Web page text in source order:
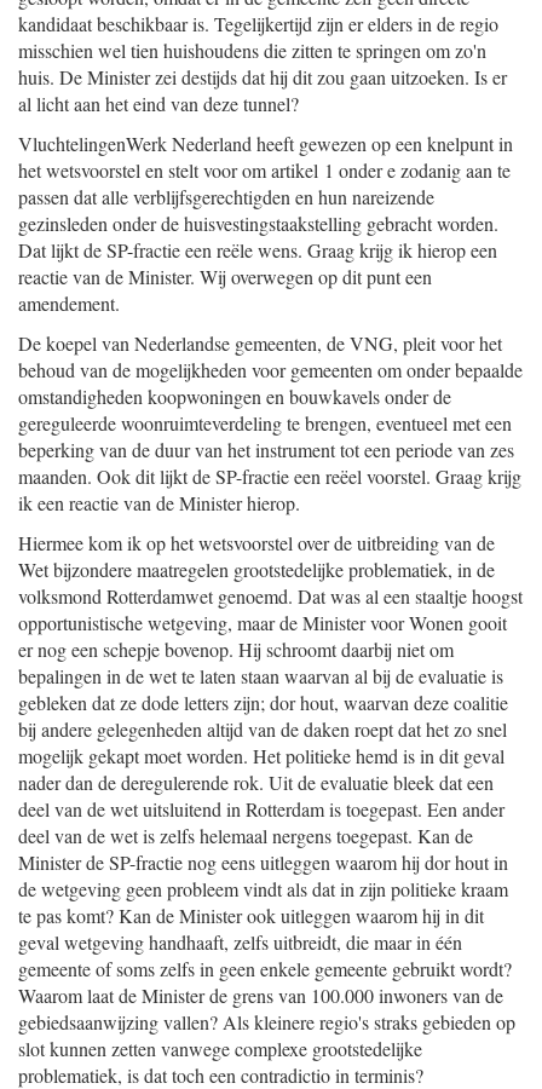
kandidaat beschikbaar is. Tegelijkertijd zijn er elders in de regio
misschien wel tien huishoudens die zitten te springen om zo'n
huis. De Minister zei destijds dat hij dit zou gaan uitzoeken. Is er
al licht aan het eind van deze tunnel?
VluchtelingenWerk Nederland heeft gewezen op een knelpunt in
het wetsvoorstel en stelt voor om artikel 1 onder e zodanig aan te
passen dat alle verblijfsgerechtigden en hun nareizende
gezinsleden onder de huisvestingstaakstelling gebracht worden.
Dat lijkt de SP-fractie een reële wens. Graag krijg ik hierop een
reactie van de Minister. Wij overwegen op dit punt een
amendement.
De koepel van Nederlandse gemeenten, de VNG, pleit voor het
behoud van de mogelijkheden voor gemeenten om onder bepaalde
omstandigheden koopwoningen en bouwkavels onder de
gereguleerde woonruimteverdeling te brengen, eventueel met een
beperking van de duur van het instrument tot een periode van zes
maanden. Ook dit lijkt de SP-fractie een reëel voorstel. Graag krijg
ik een reactie van de Minister hierop.
Hiermee kom ik op het wetsvoorstel over de uitbreiding van de
Wet bijzondere maatregelen grootstedelijke problematiek, in de
volksmond Rotterdamwet genoemd. Dat was al een staaltje hoogst
opportunistische wetgeving, maar de Minister voor Wonen gooit
er nog een schepje bovenop. Hij schroomt daarbij niet om
bepalingen in de wet te laten staan waarvan al bij de evaluatie is
gebleken dat ze dode letters zijn; dor hout, waarvan deze coalitie
bij andere gelegenheden altijd van de daken roept dat het zo snel
mogelijk gekapt moet worden. Het politieke hemd is in dit geval
nader dan de deregulerende rok. Uit de evaluatie bleek dat een
deel van de wet uitsluitend in Rotterdam is toegepast. Een ander
deel van de wet is zelfs helemaal nergens toegepast. Kan de
Minister de SP-fractie nog eens uitleggen waarom hij dor hout in
de wetgeving geen probleem vindt als dat in zijn politieke kraam
te pas komt? Kan de Minister ook uitleggen waarom hij in dit
geval wetgeving handhaaft, zelfs uitbreidt, die maar in één
gemeente of soms zelfs in geen enkele gemeente gebruikt wordt?
Waarom laat de Minister de grens van 100.000 inwoners van de
gebiedsaanwijzing vallen? Als kleinere regio's straks gebieden op
slot kunnen zetten vanwege complexe grootstedelijke
problematiek, is dat toch een contradictio in terminis?